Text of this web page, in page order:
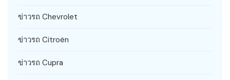
ข่าวรถ Chevrolet
ข่าวรถ Citroën
ข่าวรถ Cupra